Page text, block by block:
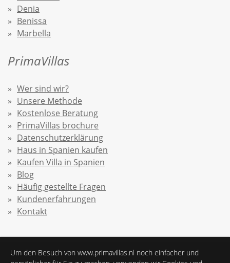
Um den Besuch von www.primavillas.nl noch einfacher und
Denia
Benissa
Marbella
PrimaVillas
Wer sind wir?
Unsere Methode
Kostenlose Beratung
PrimaVillas brochure
Datenschutzerklärung
Haus in Spanien kaufen
Kaufen Villa in Spanien
Blog
Häufig gestellte Fragen
Kundenerfahrungen
Kontakt